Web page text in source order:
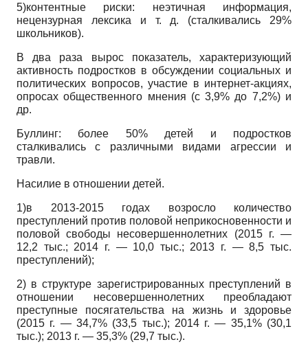
5)контентные риски: неэтичная информация,
нецензурная лексика и т. д. (сталкивались 29%
школьников).
В два раза вырос показатель, характеризующий
активность подростков в обсуждении социальных и
политических вопросов, участие в интернет-акциях,
опросах общественного мнения (с 3,9% до 7,2%) и
др.
Буллинг: более 50% детей и подростков
сталкивались с различными видами агрессии и
травли.
Насилие в отношении детей.
1)в 2013-2015 годах возросло количество
преступлений против половой неприкосновенности и
половой свободы несовершеннолетних (2015 г. —
12,2 тыс.; 2014 г. — 10,0 тыс.; 2013 г. — 8,5 тыс.
преступлений);
2) в структуре зарегистрированных преступлений в
отношении несовершеннолетних преобладают
преступные посягательства на жизнь и здоровье
(2015 г. — 34,7% (33,5 тыс.); 2014 г. — 35,1% (30,1
тыс.); 2013 г. — 35,3% (29,7 тыс.).